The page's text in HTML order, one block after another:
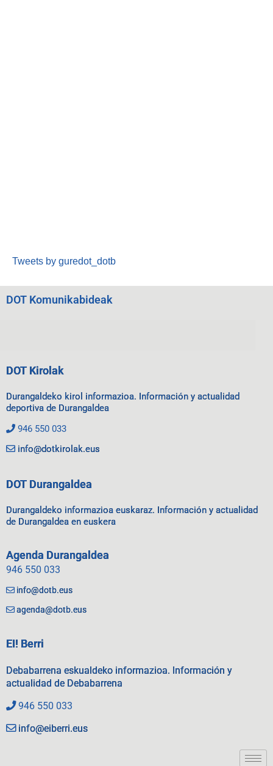
Tweets by guredot_dotb
DOT Komunikabideak
DOT Kirolak
Durangaldeko kirol informazioa. Información y actualidad
deportiva de Durangaldea
946 550 033
info@dotkirolak.eus
DOT Durangaldea
Durangaldeko informazioa euskaraz. Información y actualidad
de Durangaldea en euskera
Agenda Durangaldea
946 550 033
info@dotb.eus
agenda@dotb.eus
EI! Berri
Debabarrena eskualdeko informazioa. Información y
actualidad de Debabarrena
946 550 033
info@eiberri.eus